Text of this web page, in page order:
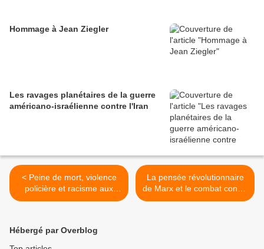
Hommage à Jean Ziegler
Les ravages planétaires de la guerre
américano-israélienne contre l'Iran
< Peine de mort, violence
policière et racisme aux
États-Unis
La pensée révolutionnaire
de Marx et le combat contre
l'idéologie dominante >
Hébergé par Overblog